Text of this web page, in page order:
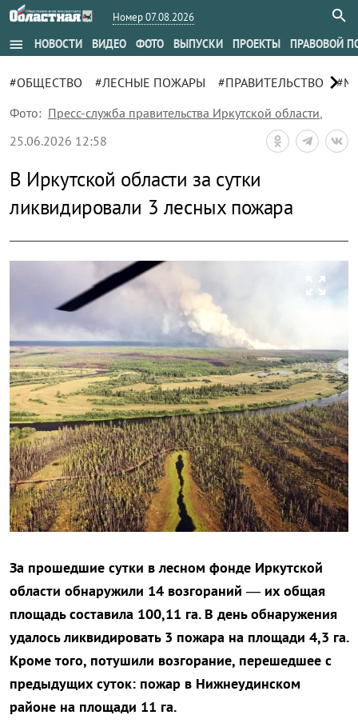
Номер 07.08.2026
menu НОВОСТИ ВИДЕО ФОТО ВЫПУСКИ ПРОЕКТЫ ПРАВОВОЙ
#ОБЩЕСТВО #ЛЕСНЫЕ ПОЖАРЫ #ПРАВИТЕЛЬСТВОchevron_right
Фото: Пресс-служба правительства Иркутской области,
25.06.2026 12:58
В Иркутской области за сутки
ликвидировали 3 лесных пожара
zoom_out_map
За прошедшие сутки в лесном фонде Иркутской
области обнаружили 14 возгораний — их общая
площадь составила 100,11 га. В день обнаружения
удалось ликвидировать 3 пожара на площади 4,3 га.
Кроме того, потушили возгорание, перешедшее с
предыдущих суток: пожар в Нижнеудинском
районе на площади 11 га.